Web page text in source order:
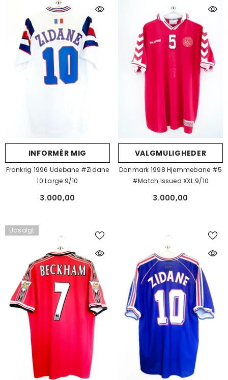
INFORMÉR MIG
Frankrig 1996 Udebane #Zidane
10 Large 9/10
3.000,00
VALGMULIGHEDER
Danmark 1998 Hjemmebane #5
#Match Issued XXL 9/10
3.000,00
Udsolgt